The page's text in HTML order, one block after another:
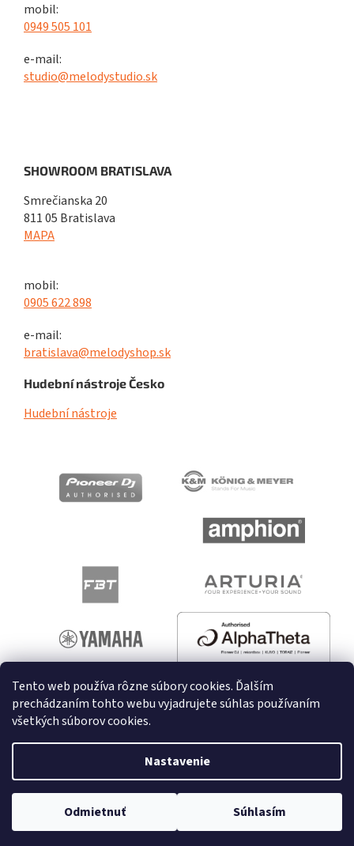
Tento web používa rôzne súbory cookies. Ďalším
prechádzaním tohto webu vyjadrujete súhlas používaním
všetkých súborov cookies.
Nastavenie
Odmietnuť Súhlasím
mobil:
0949 505 101
e-mail:
studio@melodystudio.sk
SHOWROOM BRATISLAVA
Smrečianska 20
811 05 Bratislava
MAPA
mobil:
0905 622 898
e-mail:
bratislava@melodyshop.sk
Hudební nástroje Česko
Hudební nástroje
Vytvoril Shoptet
Copyright 2026melodyshop.sk. Všetky práva vyhradené.
Upraviť nastavenie cookies